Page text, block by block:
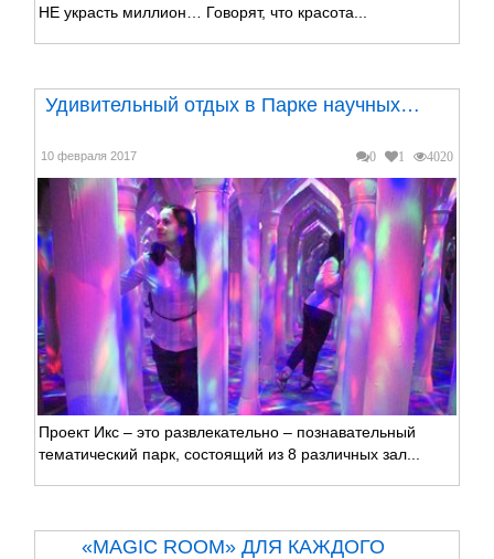
НЕ украсть миллион… Говорят, что красота...
Удивительный отдых в Парке научных…
0 1 4020
10 февраля 2017
Проект Икс – это развлекательно – познавательный
тематический парк, состоящий из 8 различных зал...
«MAGIC ROOM» ДЛЯ КАЖДОГО